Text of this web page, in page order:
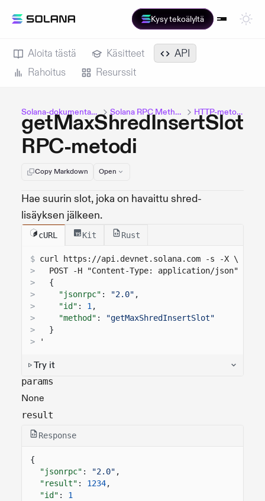
Kysy tekoälyltä
Aloita tästä Käsitteet
API
Rahoitus
Resurssit
Solana-dokumentaatio Solana RPC Methods HTTP-metodit
getMaxShredInsertSlot
RPC-metodi
Copy Markdown Open
Hae suurin slot, joka on havaittu shred-
lisäyksen jälkeen.
cURL Kit Rust
$ curl https://api.devnet.solana.com -s -X \
>
POST -H "Content-Type: application/json" -d
>
{
>
"jsonrpc" : "2.0" ,
>
"id" : 1 ,
>
"method" :
"getMaxShredInsertSlot"
>
}
>
'
Try it
params
None
result
Response
{
"jsonrpc" : "2.0" ,
"result" : 1234,
"id" :
1